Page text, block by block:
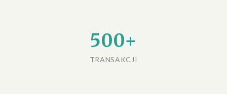
500+
TRANSAKCJI